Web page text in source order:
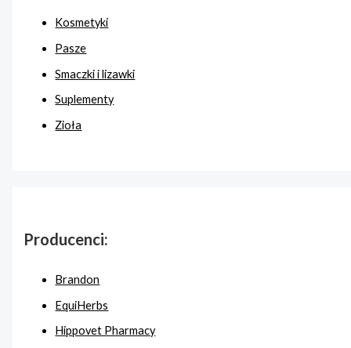
Kosmetyki
Pasze
Smaczki i lizawki
Suplementy
Zioła
Producenci:
Brandon
EquiHerbs
Hippovet Pharmacy